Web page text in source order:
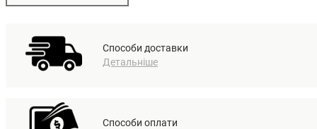
Способи доставки
Детальніше
Способи оплати